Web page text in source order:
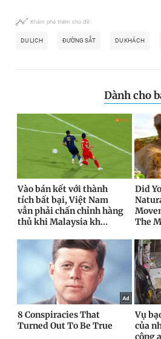
Khám phá thêm chủ đề
DU LỊCH ĐƯỜNG SẮT DU KHÁCH